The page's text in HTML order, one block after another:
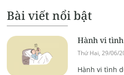
Bài viết nổi bật
Hành vi
Thứ Hai, 29/06/
Hành vi tình